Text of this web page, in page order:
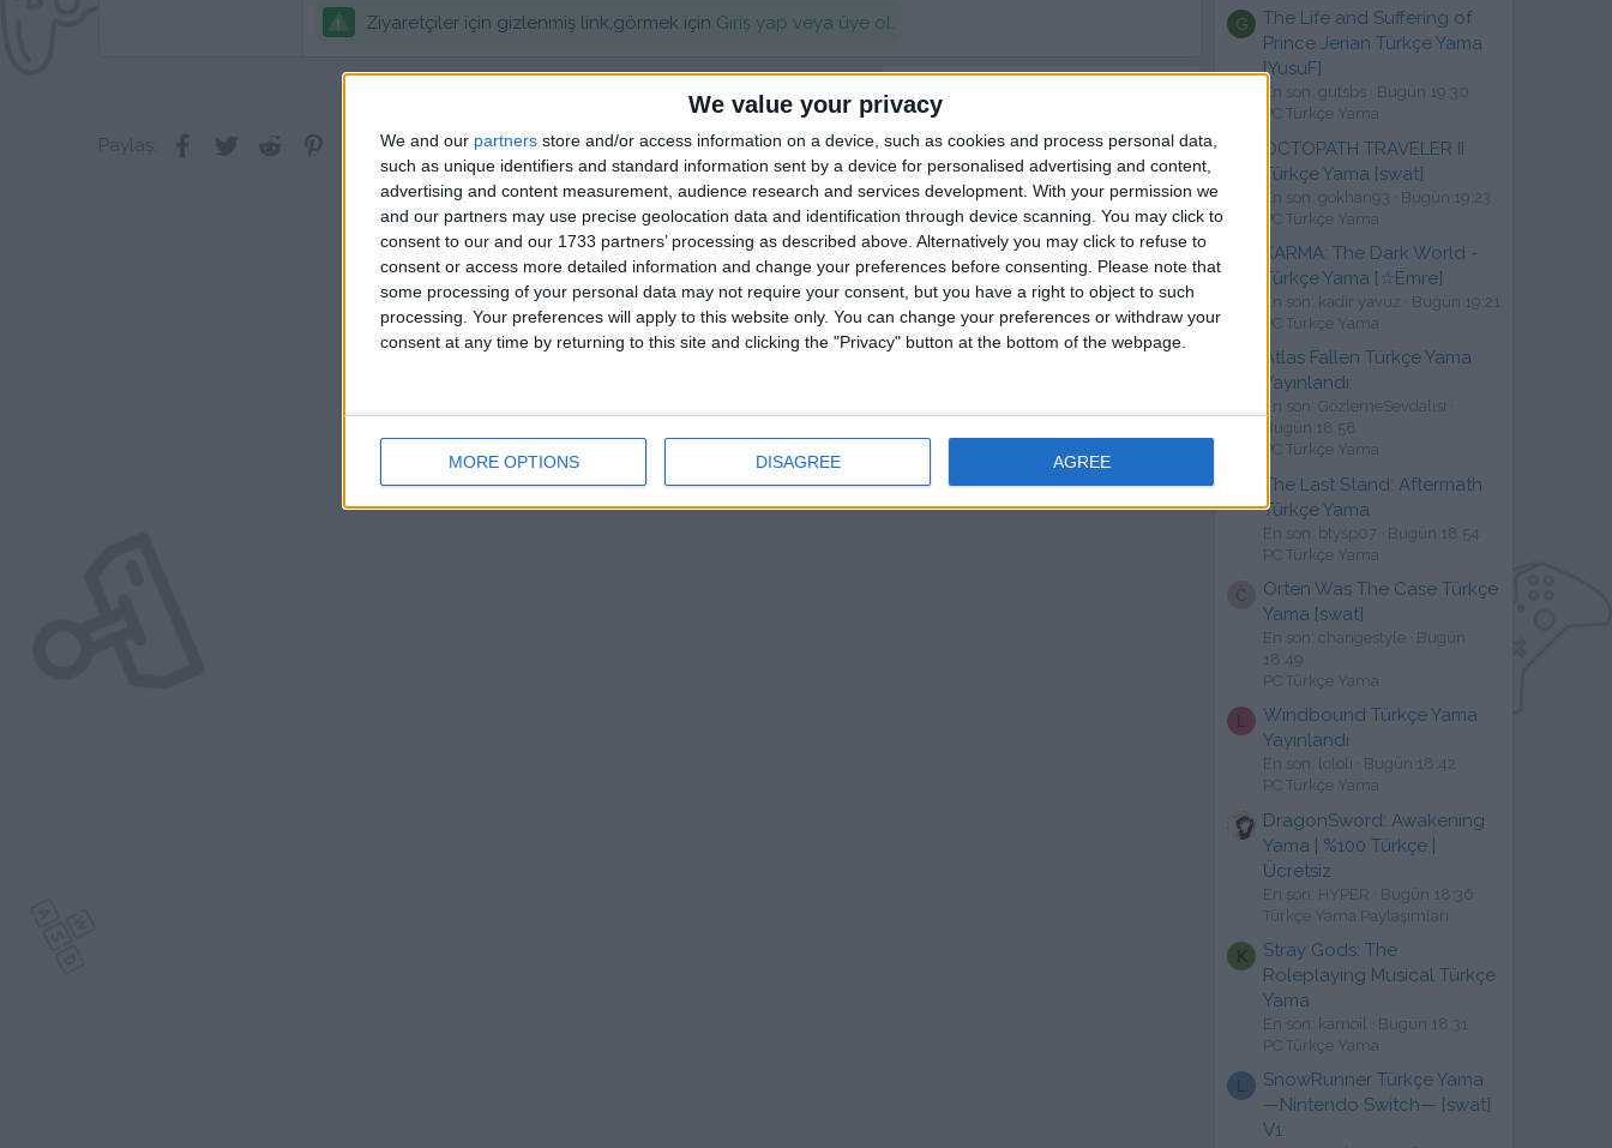
We value your privacy
We and our partners store and/or access information on a device, such as cookies and process personal data,
such as unique identifiers and standard information sent by a device for personalised advertising and content,
advertising and content measurement, audience research and services development. With your permission we
and our partners may use precise geolocation data and identification through device scanning. You may click to
consent to our and our 1733 partners’ processing as described above. Alternatively you may click to refuse to
consent or access more detailed information and change your preferences before consenting.
Please note that
some processing of your personal data may not require your consent, but you have a right to object to such
processing. Your preferences will apply to this website only. You can change your preferences or withdraw your
consent at any time by returning to this site and clicking the "Privacy" button at the bottom of the webpage.
MORE OPTIONS DISAGREE AGREE
Ziyaretçiler için gizlenmiş link,görmek için Giriş yap veya üye ol.
Paylaş: Facebook
Twitter Reddit PinterestTumblrWhatsApp
E-posta
Link
G
The Life and Suffering of
Prince Jerian Türkçe Yama
[YusuF]
En son: gutsbs
Bugün 19:30
PC Türkçe Yama
OCTOPATH TRAVELER II
Türkçe Yama [swat]
En son: gokhan93
Bugün 19:23
PC Türkçe Yama
KARMA: The Dark World -
Türkçe Yama [☆Emre]
En son: kadir yavuz
Bugün 19:21
PC Türkçe Yama
Atlas Fallen Türkçe Yama
Yayınlandı
En son: GözlemeSevdalısı
Bugün 18:58
PC Türkçe Yama
The Last Stand: Aftermath
Türkçe Yama
En son: btysp07
Bugün 18:54
PC Türkçe Yama
C
Orten Was The Case Türkçe
Yama [swat]
En son: changestyle
Bugün
18:49
PC Türkçe Yama
L
Windbound Türkçe Yama
Yayınlandı
En son: lololi
Bugün 18:42
PC Türkçe Yama
DragonSword: Awakening
Yama | %100 Türkçe |
Ücretsiz
En son: HYPER
Bugün 18:36
Türkçe Yama Paylaşımları
K
Stray Gods: The
Roleplaying Musical Türkçe
Yama
En son: kamoil
Bugün 18:31
PC Türkçe Yama
SnowRunner Türkçe Yama
—Nintendo Switch— [swat]
V1